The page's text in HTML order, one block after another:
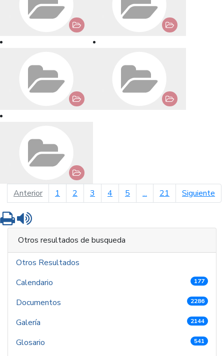
Anteriorpágina anterior
1 2 3 4 5 ... 21 Siguiente
Imprimir
Otros resultados de busqueda
Otros Resultados
Calendario
177
Documentos 2286
Galería 2144
Glosario 541